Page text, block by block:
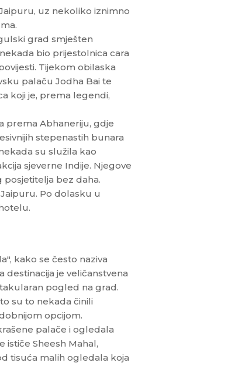
uz nekoliko iznimno
grad smješten
bio prijestolnica cara
Tijekom obilaska
palaču Jodha Bai te
koji je, prema legendi,
prema Abhaneriju, gdje
stepenastih bunara
su služila kao
sjeverne Indije. Njegove
posjetitelja bez daha.
Po dolasku u
kako se često naziva
destinacija je veličanstvena
pogled na grad.
su to nekada činili
opcijom.
palače i ogledala
ističe Sheesh Mahal,
tisuća malih ogledala koja